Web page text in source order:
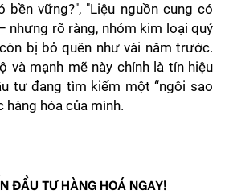
bền vững?", "Liệu nguồn cung có
nhưng rõ ràng, nhóm kim loại quý
bị bỏ quên như vài năm trước.
và mạnh mẽ này chính là tín hiệu
tư đang tìm kiếm một “ngôi sao
hàng hóa của mình.
ĐẦU TƯ HÀNG HOÁ NGAY!